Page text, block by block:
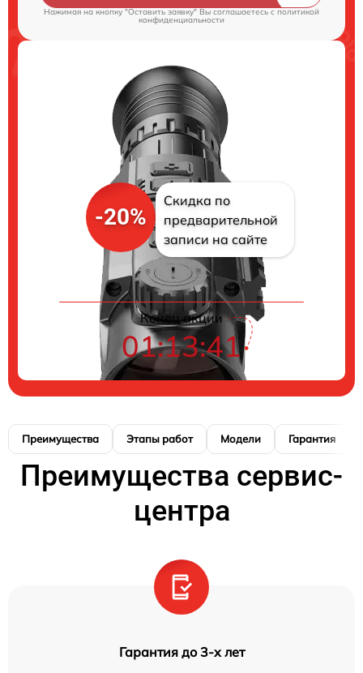
Нажимая на кнопку "Оставить заявку" Вы соглашаетесь cполитикой
конфиденциальности
-20%
Скидка по
предварительной
записи на сайте
Конец акции
01:13:40
Преимущества Этапы работ Модели Гарантия
Преимущества сервис-
центра
Гарантия до 3-х лет